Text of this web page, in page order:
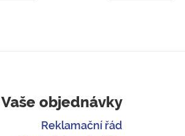
Vaše objednávky
Reklamační řád